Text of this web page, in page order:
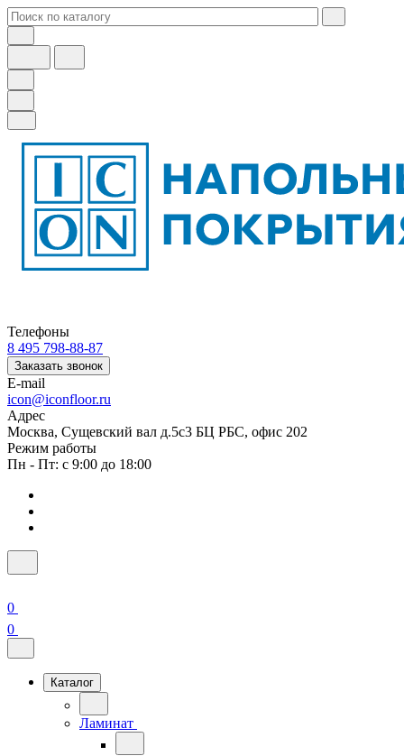
Телефоны
8 495 798-88-87
Заказать звонок
E-mail
icon@iconfloor.ru
Адрес
Москва, Сущевский вал д.5с3 БЦ РБС, офис 202
Режим работы
Пн - Пт: с 9:00 до 18:00
0
0
Каталог
Ламинат